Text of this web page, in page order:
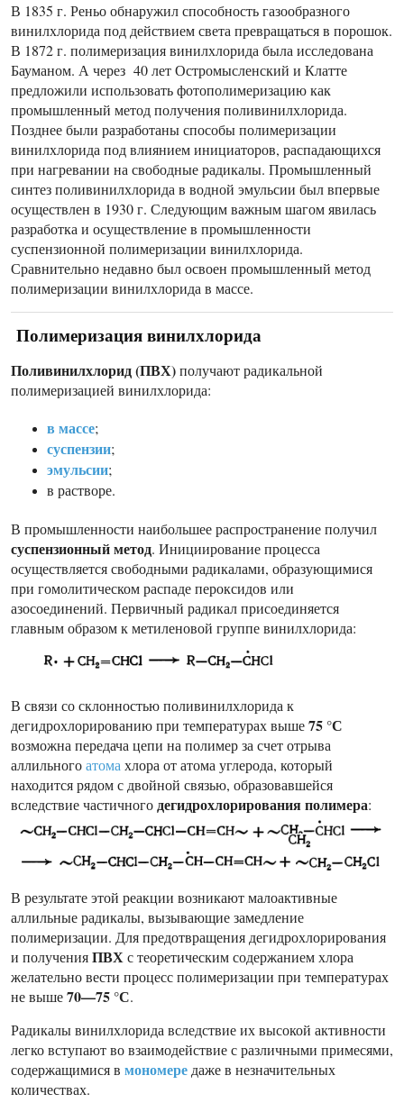
В 1835 г. Реньо обнаружил способность газообразного
винилхлорида под действием света превращаться в порошок.
В 1872 г. полимеризация винилхлорида была исследована
Бауманом. А через 40 лет Остромысленский и Клатте
предложили использовать фотополимеризацию как
промышленный метод получения поливинилхлорида.
Позднее были разработаны способы полимеризации
винилхлорида под влиянием инициаторов, распадающихся
при нагревании на свободные радикалы. Промышленный
синтез поливинилхлорида в водной эмульсии был впервые
осуществлен в 1930 г. Следующим важным шагом явилась
разработка и осуществление в промышленности
суспензионной полимеризации винилхлорида.
Сравнительно недавно был освоен промышленный метод
полимеризации винилхлорида в массе.
Полимеризация винилхлорида
Поливинилхлорид (ПВХ)получают радикальной
полимеризацией винилхлорида:
в массе;
суспензии;
эмульсии;
в растворе.
В промышленности наибольшее распространение получил
суспензионный метод. Инициирование процесса
осуществляется свободными радикалами, образующимися
при гомолитическом распаде пероксидов или
азосоединений. Первичный радикал присоединяется
главным образом к метиленовой группе винилхлорида:
В связи со склонностью поливинилхлорида к
дегидрохлорированию при температурах выше75 °С
возможна передача цепи на полимер за счет отрыва
аллильногоатома хлора от атома углерода, который
находится рядом с двойной связью, образовавшейся
вследствие частичногодегидрохлорирования полимера:
В результате этой реакции возникают малоактивные
аллильные радикалы, вызывающие замедление
полимеризации. Для предотвращения дегидрохлорирования
и полученияПВХс теоретическим содержанием хлора
желательно вести процесс полимеризации при температурах
не выше70—75 °С.
Радикалы винилхлорида вследствие их высокой активности
легко вступают во взаимодействие с различными примесями,
содержащимися в мономере даже в незначительных
количествах.